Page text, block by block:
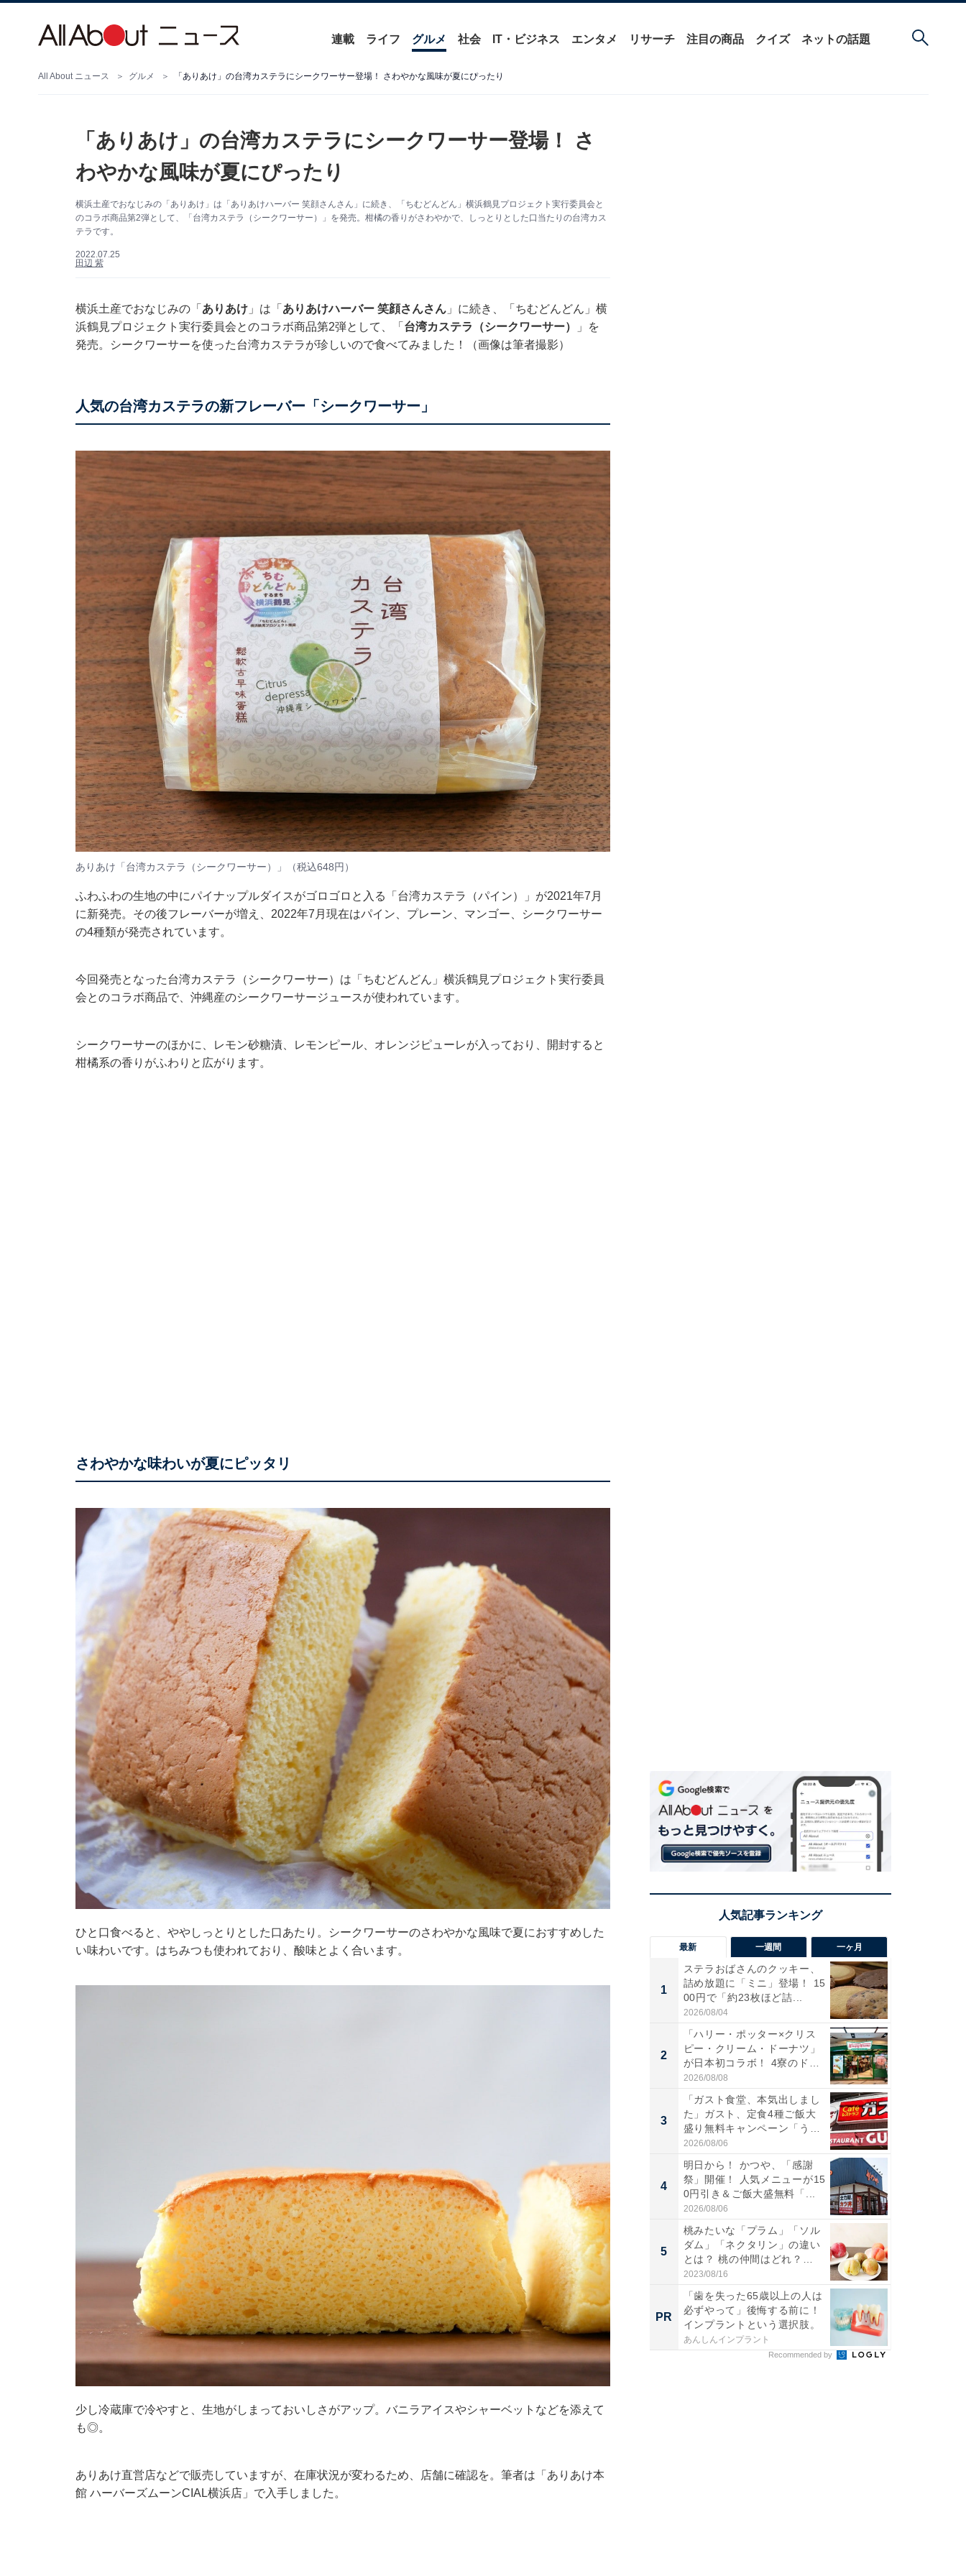
連載 ライフ グルメ 社会 IT・ビジネス エンタメ リサーチ 注目の商品 クイズ ネットの話題
All About ニュース グルメ 「ありあけ」の台湾カステラにシークワーサー登場！ さわやかな風味が夏にぴったり
「ありあけ」の台湾カステラにシークワーサー登場！ さ
わやかな風味が夏にぴったり
横浜土産でおなじみの「ありあけ」は「ありあけハーバー 笑顔さんさん」に続き、「ちむどんどん」横浜鶴見プロジェクト実行委員会と
のコラボ商品第2弾として、「台湾カステラ（シークワーサー）」を発売。柑橘の香りがさわやかで、しっとりとした口当たりの台湾カス
テラです。
2022.07.25
田辺 紫
横浜土産でおなじみの「 ありあけ」は「 ありあけハーバー 笑顔さんさん」に続き、「ちむどんどん」横
浜鶴見プロジェクト実行委員会とのコラボ商品第2弾として、「 台湾カステラ（シークワーサー）
」を
発売。シークワーサーを使った台湾カステラが珍しいので食べてみました！（画像は筆者撮影）
人気の台湾カステラの新フレーバー「シークワーサー」
ありあけ「台湾カステラ（シークワーサー）」（税込648円）
ふわふわの生地の中にパイナップルダイスがゴロゴロと入る「台湾カステラ（パイン）」が2021年7月
に新発売。その後フレーバーが増え、2022年7月現在はパイン、プレーン、マンゴー、シークワーサー
の4種類が発売されています。
今回発売となった台湾カステラ（シークワーサー）は「ちむどんどん」横浜鶴見プロジェクト実行委員
会とのコラボ商品で、沖縄産のシークワーサージュースが使われています。
シークワーサーのほかに、レモン砂糖漬、レモンピール、オレンジピューレが入っており、開封すると
柑橘系の香りがふわりと広がります。
さわやかな味わいが夏にピッタリ
ひと口食べると、ややしっとりとした口あたり。シークワーサーのさわやかな風味で夏におすすめした
い味わいです。はちみつも使われており、酸味とよく合います。
少し冷蔵庫で冷やすと、生地がしまっておいしさがアップ。バニラアイスやシャーベットなどを添えて
も◎。
ありあけ直営店などで販売していますが、在庫状況が変わるため、店舗に確認を。筆者は「ありあけ本
館 ハーバーズムーンCIAL横浜店」で入手しました。
最新 一週間 一ヶ月
1
ステラおばさんのクッキー、
詰め放題に「ミニ」登場！ 15
00円で「約23枚ほど詰...
2026/08/04
2
「ハリー・ポッター×クリス
ピー・クリーム・ドーナツ」
が日本初コラボ！ 4寮のド
ー...
2026/08/08
3
「ガスト食堂、本気出しまし
た」ガスト、定食4種ご飯大
盛り無料キャンペーン「うお
お...
2026/08/06
4
明日から！ かつや、「感謝
祭」開催！ 人気メニューが15
0円引き＆ご飯大盛無料「...
2026/08/06
5
桃みたいな「プラム」「ソル
ダム」「ネクタリン」の違い
とは？ 桃の仲間はどれ？
味...
2023/08/16
PR
「歯を失った65歳以上の人は
必ずやって」後悔する前に！
インプラントという選択肢。
あんしんインプラント
Recommended by